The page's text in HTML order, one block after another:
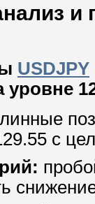
и
USDJPY
уровне
с